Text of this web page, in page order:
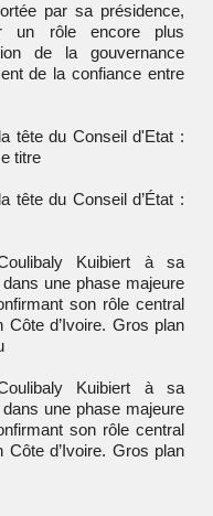
par sa présidence,
un rôle encore plus
de la gouvernance
de la confiance entre
tête du Conseil d'Etat :
titre
tête du Conseil d’État :
Kuibiert à sa
une phase majeure
son rôle central
Côte d’Ivoire. Gros plan
Kuibiert à sa
une phase majeure
son rôle central
Côte d’Ivoire. Gros plan